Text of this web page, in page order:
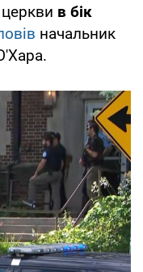
церкви в бік
начальник